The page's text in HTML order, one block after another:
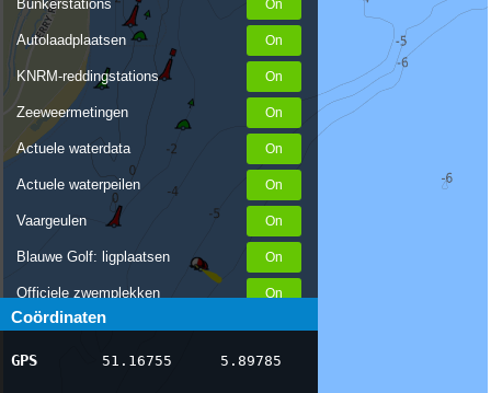
Bunkerstations
Autolaadplaatsen
KNRM-reddingstations
Zeeweermetingen
Actuele waterdata
Actuele waterpeilen
Vaargeulen
Blauwe Golf: ligplaatsen
Officiele zwemplekken
Stremmingen/hinder
AIS scheepsposities
Coördinaten
GPS 51.16755 5.89785